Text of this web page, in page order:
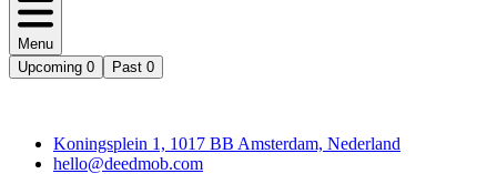
Menu
Upcoming 0 Past 0
Koningsplein 1, 1017 BB Amsterdam, Nederland
hello@deedmob.com